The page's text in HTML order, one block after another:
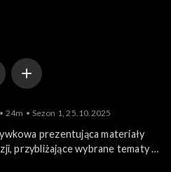
24m Sezon 1, 25.10.2025
prezentująca materiały
przybliżające wybrane tematy i
w tym samym tygodniu kilka,